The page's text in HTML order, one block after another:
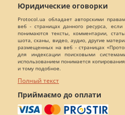
Юридические оговорки
Protocol.ua обладает авторскими
веб - страницах данного ресурса,
понимаются тексты, комментарии,
шота, сканы, видео, аудио, другие
размещенных на веб - страницах
для индексации поисковыми
использованием понимается
и тому подобное.
Полный текст
Приймаємо до оплати